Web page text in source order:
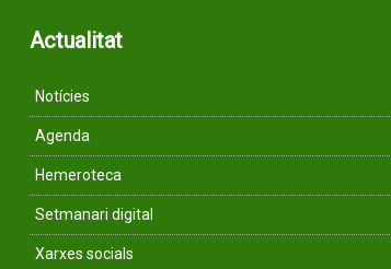
Actualitat
Notícies
Agenda
Hemeroteca
Setmanari digital
Xarxes socials